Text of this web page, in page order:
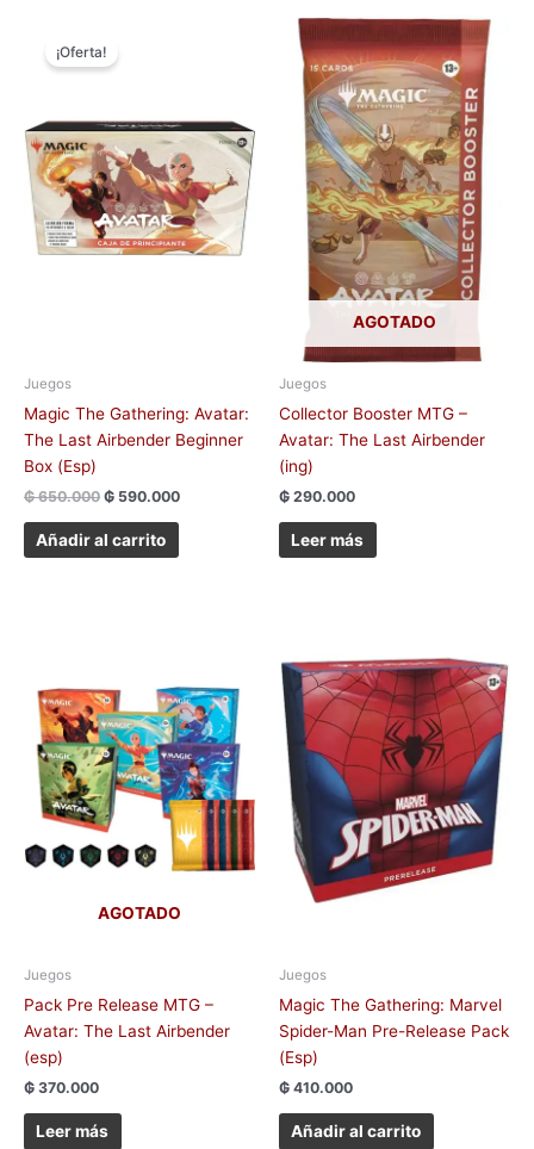
¡Oferta!
Juegos
Magic The Gathering: Avatar:
The Last Airbender Beginner
Box (Esp)
₲650.000
precio
original
₲ 590.000
Añadir al carrito
AGOTADO
Juegos
Collector Booster MTG –
Avatar: The Last Airbender
(ing)
₲ 290.000
Leer más
AGOTADO
Juegos
Pack Pre Release MTG –
Avatar: The Last Airbender
(esp)
₲ 370.000
Leer más
Juegos
Magic The Gathering: Marvel
Spider-Man Pre-Release Pack
(Esp)
₲ 410.000
Añadir al carrito